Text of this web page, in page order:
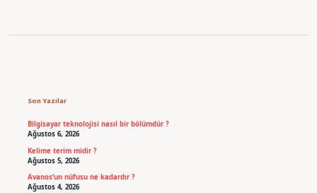
Son Yazılar
Bilgisayar teknolojisi nasıl bir bölümdür ?
Ağustos 6, 2026
Kelime terim midir ?
Ağustos 5, 2026
Avanos’un nüfusu ne kadardır ?
Ağustos 4, 2026